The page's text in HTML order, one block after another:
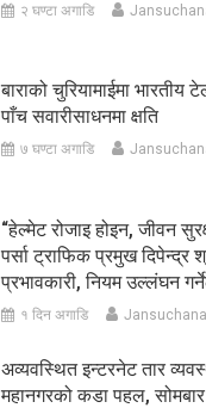
२ घण्टा अगाडि
बाराको चुरियामाईमा
पाँच सवारीसाधनमा क्षति
७ घण्टा अगाडि
“हेल्मेट रोजाइ होइन, जीवन
पर्सा ट्राफिक प्रमुख दिपेन्द्र
प्रभावकारी, नियम उल्लंघन
१ दिन अगाडि
अव्यवस्थित इन्टरनेट तार
महानगरको कडा पहल,